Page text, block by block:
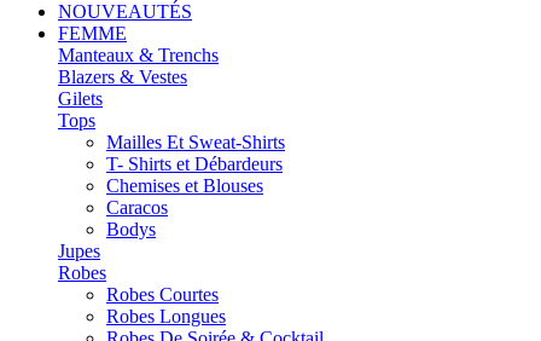
NOUVEAUTÉS
FEMME
Manteaux & Trenchs
Blazers & Vestes
Gilets
Tops
Mailles Et Sweat-Shirts
T- Shirts et Débardeurs
Chemises et Blouses
Caracos
Bodys
Jupes
Robes
Robes Courtes
Robes Longues